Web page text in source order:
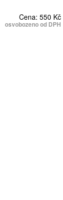
Cena: 550 Kč
osvobozeno od DPH